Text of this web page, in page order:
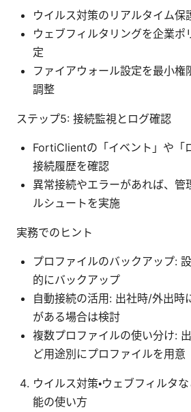
ウイルス対策のリアルタイム保
ウェブフィルタリングを企業ポ
定
ファイアウォール設定を最小権
調整
ステップ5: 接続監視とログ確認
FortiClientの「イベント」や「
接続履歴を確認
異常接続やエラーがあれば、管
ルシュートを実施
実務でのヒント
プロファイルのバックアップ:
的にバックアップ
自動接続の活用: 出社時/外出時
がある場合は検討
複数プロファイルの使い分け:
ど用途別にプロファイルを用意
ウイルス対策・ウェブフィルタ
能の使い方